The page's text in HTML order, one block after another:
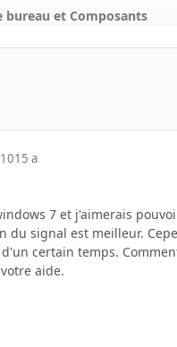
bureau et Composants
15 a
7 et j'aimerais
du signal est meilleur.
certain temps.
aide.